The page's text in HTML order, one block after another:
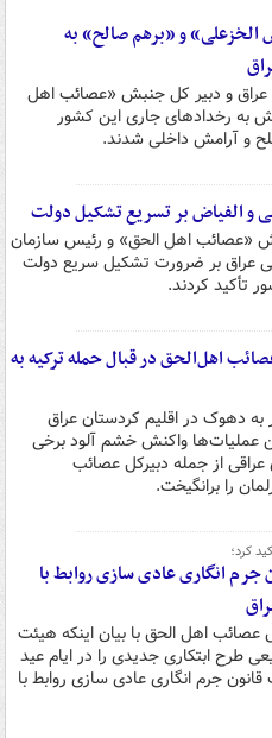
و «برهم صالح» به
و دبیر کل جنبش «عصائب اهل
به رخدادهای جاری این کشور
و آرامش داخلی شدند.
و الفیاض بر تسریع تشکیل دولت
«عصائب اهل الحق» و رئیس سازمان
عراق بر ضرورت تشکیل سریع دولت
تأکید کردند.
اهل‌الحق در قبال حمله ترکیه به
به دهوک در اقلیم کردستان عراق
عملیات‌ها واکنش خشم آلود برخی
از جمله دبیرکل عصائب
را برانگیخت.
کرد؛
جرم انگاری عادی سازی روابط با
عصائب اهل الحق با بیان اینکه هیئت
طرح ابتکاری جدیدی را در ایام عید
جرم انگاری عادی سازی روابط با